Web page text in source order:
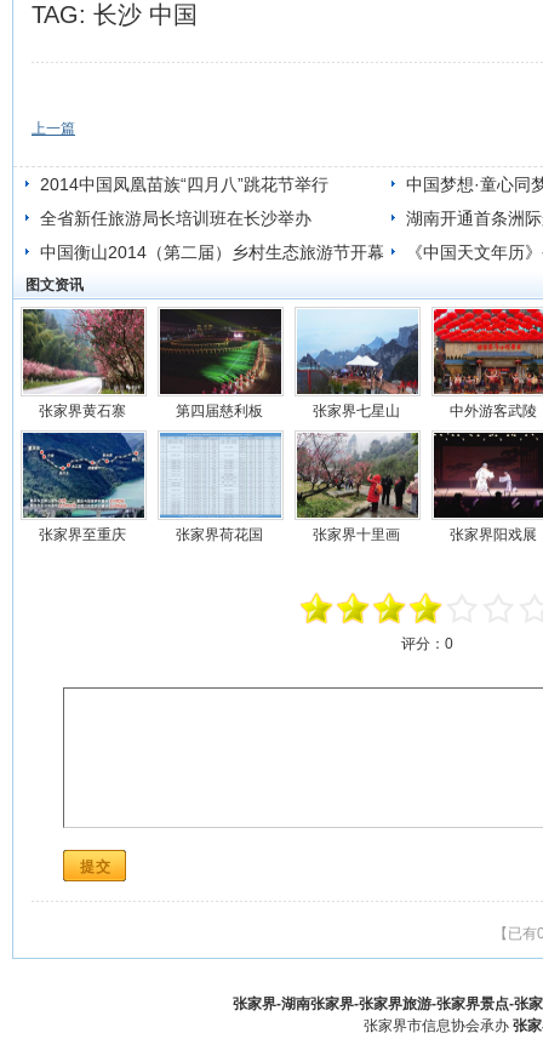
TAG: 长沙 中国
上一篇
2014中国凤凰苗族“四月八”跳花节举行
中国梦想·童心同
演之圆梦张家界
全省新任旅游局长培训班在长沙举办
湖南开通首条洲
福
中国衡山2014（第二届）乡村生态旅游节开幕
式
《中国天文年历
图文资讯
张家界黄石寨 第四届慈利板 张家界七星山 中外游客武陵
张家界至重庆 张家界荷花国 张家界十里画 张家界阳戏展
评分： 0
【已
张家界-湖南张家界-张家界旅游-张家界景点-张
张家界市信息协会承办 张